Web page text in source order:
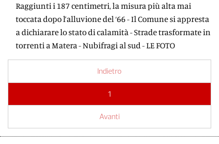
Raggiunti i 187 centimetri, la misura più alta mai
toccata dopo l’alluvione del ‘66 - Il Comune si appresta
a dichiarare lo stato di calamità - Strade trasformate in
torrenti a Matera - Nubifragi al sud - LE FOTO
Indietro
1
Avanti